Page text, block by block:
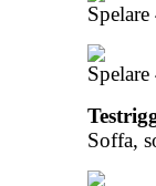
Spelare
Soffa,